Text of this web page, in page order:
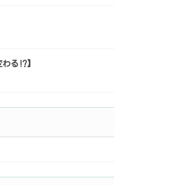
わる⁉】